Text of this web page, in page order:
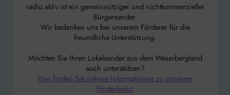
radio aktiv ist ein gemeinnütziger und nichtkommerzieller
Bürgersender.
Wir bedanken uns bei unserem Förderer für die
freundliche Unterstützung.
Möchten Sie Ihren Lokalsender aus dem Weserbergland
auch unterstützen?
Hier finden Sie nähere Informationen zu unserem
Förderkreis!